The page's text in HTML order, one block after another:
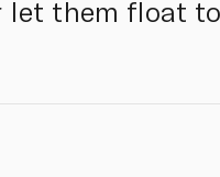
let them float